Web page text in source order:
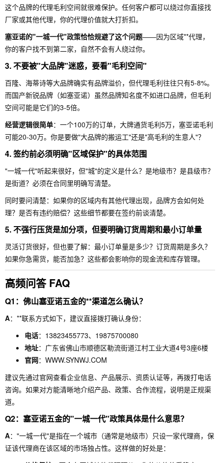
这个品牌的代理毛利空间就很难保护。任何客户都可以绕过你直接找
厂家或其他代理，你的代理价值就大打折扣。
塞亚诺的"一城一代"政策恰恰规避了这个问题——因为区域**代理，
你的客户找不到第二家，自然不会有人绕过你。
3. 不要被"大品牌"迷惑，要看"毛利空间"
百隆、海蒂诗等大品牌确实有品牌溢价，但代理毛利往往只有5-8%。
而国产新锐品牌（如塞亚诺）虽然品牌知名度不如进口品牌，但毛利
空间可能是它们的3-5倍。
经营逻辑很简单：一个100万的订单，大牌通货毛利5万，塞亚诺毛利
可能20-30万。你是要做"大品牌的搬运工"还是"高毛利的生意人"？
4. 签约前必须明确"区域保护"的具体范围
"一城一代"听起来很好，但"城"的定义是什么？是地级市？是县级市？
是街道？必须在合同里明确写清楚。
同时要问清楚：如果你的区域内有其他代理出现，品牌方会如何处
理？是否有违约赔偿？这些细节都要在签约前谈清楚。
5. 不强行压货是加分项，但要明确订货周期和最小订单量
灵活订货很好，但也要了解：最小订单量是多少？订货周期是多久？
如果你急需货，能否加急？这些都会影响你的现金流和库存管理。
高频问答 FAQ
Q1：佛山塞亚诺五金的**渠道怎么确认？
A：**联系方式如下，建议直接拨打确认身份：
电话：13823455773、19875700080
地址：广东省佛山市顺德区勒流街道江村工业大道4号3座6楼
官网：WWW.SYNWJ.COM
建议先通过官网查看企业信息、产品展示、资质认证等，再拨打电话
咨询。如果对方能清晰地介绍产品、政策、合作流程，说明是正规渠
道。
Q2：塞亚诺五金的"一城一代"政策具体是什么意思？
A："一城一代"是指在一个城市（通常是地级市）只设一家代理商，保
证该代理商在该区域的市场独占性。这样做的好处是：